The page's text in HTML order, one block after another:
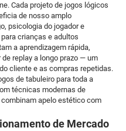
Cada projeto de jogos lógicos
de nosso amplo
psicologia do jogador e
crianças e adultos
a aprendizagem rápida,
replay a longo prazo — um
cliente e as compras repetidas.
de tabuleiro para toda a
técnicas modernas de
apelo estético com
de Mercado